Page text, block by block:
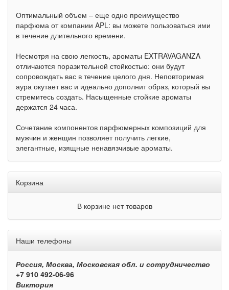
Оптимальный объем – еще одно преимущество
парфюма от компании APL: вы можете пользоваться ими
в течение длительного времени.
Несмотря на свою легкость, ароматы EXTRAVAGANZA
отличаются поразительной стойкостью: они будут
сопровождать вас в течение целого дня. Неповторимая
аура окутает вас и идеально дополнит образ, который вы
стремитесь создать. Насыщенные стойкие ароматы
держатся 24 часа.
Сочетание компонентов парфюмерных композиций для
мужчин и женщин позволяет получить легкие,
элегантные, изящные ненавязчивые ароматы.
Корзина
В корзине нет товаров
Наши телефоны
Россия, Москва, Московская обл. и сотрудничество
+7 910 492-06-96
Виктория